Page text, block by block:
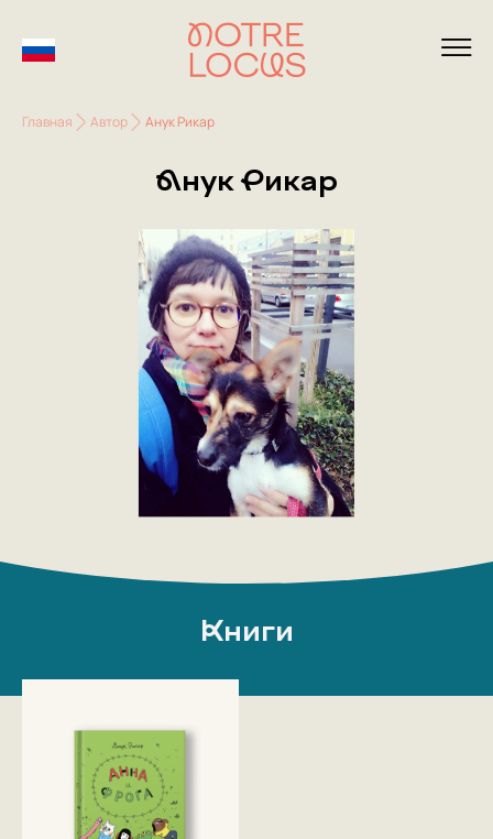
Главная Автор Анук Рикар
Анук Рикар
Книги